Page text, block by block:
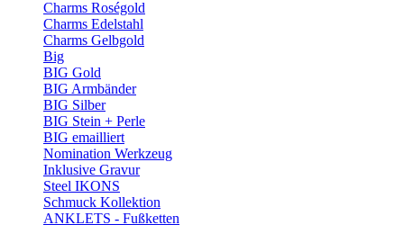
Charms Roségold
Charms Edelstahl
Charms Gelbgold
Big
BIG Gold
BIG Armbänder
BIG Silber
BIG Stein + Perle
BIG emailliert
Nomination Werkzeug
Inklusive Gravur
Steel IKONS
Schmuck Kollektion
ANKLETS - Fußketten